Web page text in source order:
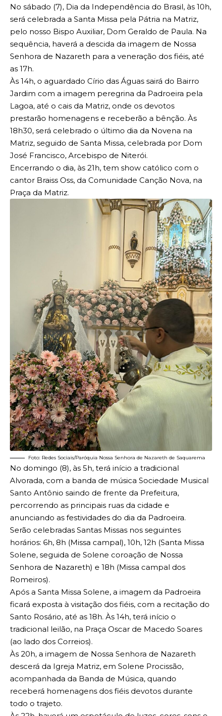
No sábado (7), Dia da Independência do Brasil, às 10h,
será celebrada a Santa Missa pela Pátria na Matriz,
pelo nosso Bispo Auxiliar, Dom Geraldo de Paula. Na
sequência, haverá a descida da imagem de Nossa
Senhora de Nazareth para a veneração dos fiéis, até
as 17h.
Às 14h, o aguardado Círio das Águas sairá do Bairro
Jardim com a imagem peregrina da Padroeira pela
Lagoa, até o cais da Matriz, onde os devotos
prestarão homenagens e receberão a bênção. Às
18h30, será celebrado o último dia da Novena na
Matriz, seguido de Santa Missa, celebrada por Dom
José Francisco, Arcebispo de Niterói.
Encerrando o dia, às 21h, tem show católico com o
cantor Braiss Oss, da Comunidade Canção Nova, na
Praça da Matriz.
Foto: Redes Sociais/Paróquia Nossa Senhora de Nazareth de Saquarema
No domingo (8), às 5h, terá início a tradicional
Alvorada, com a banda de música Sociedade Musical
Santo Antônio saindo de frente da Prefeitura,
percorrendo as principais ruas da cidade e
anunciando as festividades do dia da Padroeira.
Serão celebradas Santas Missas nos seguintes
horários: 6h, 8h (Missa campal), 10h, 12h (Santa Missa
Solene, seguida de Solene coroação de Nossa
Senhora de Nazareth) e 18h (Missa campal dos
Romeiros).
Após a Santa Missa Solene, a imagem da Padroeira
ficará exposta à visitação dos fiéis, com a recitação do
Santo Rosário, até as 18h. Às 14h, terá início o
tradicional leilão, na Praça Oscar de Macedo Soares
(ao lado dos Correios).
Às 20h, a imagem de Nossa Senhora de Nazareth
descerá da Igreja Matriz, em Solene Procissão,
acompanhada da Banda de Música, quando
receberá homenagens dos fiéis devotos durante
todo o trajeto.